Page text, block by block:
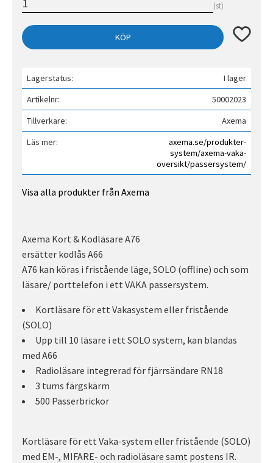
st
KÖP Lägg till
Lagerstatus
I lager
Artikelnr
50002023
Tillverkare
Axema
Läs mer
axema.se/produkter-
system/axema-vaka-
oversikt/passersystem/
Visa alla produkter från Axema
Axema Kort & Kodläsare A76
ersätter kodlås A66
A76 kan köras i fristående läge, SOLO (offline) och som
läsare/ porttelefon i ett VAKA passersystem.
Kortläsare för ett Vakasystem eller fristående
(SOLO)
Upp till 10 läsare i ett SOLO system, kan blandas
med A66
Radioläsare integrerad för fjärrsändare RN18
3 tums färgskärm
500 Passerbrickor
Kortläsare för ett Vaka-system eller fristående (SOLO)
med EM-, MIFARE- och radioläsare samt postens IR.